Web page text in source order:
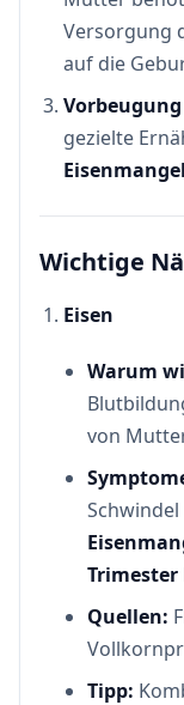
Versorgung
auf die
gezielte
Wichtige
Eisen
Warum
von
Trimester
Quellen:
Tipp: